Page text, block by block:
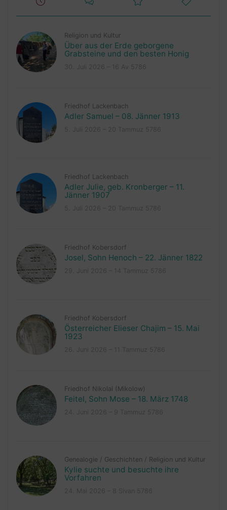
Religion und Kultur
Über aus der Erde geborgene
Grabsteine und den besten Honig
Friedhof Lackenbach
Adler Samuel – 08. Jänner 1913
Friedhof Lackenbach
Adler Julie, geb. Kronberger – 11.
Jänner 1907
Friedhof Kobersdorf
Josel, Sohn Henoch – 22. Jänner 1822
Friedhof Kobersdorf
Österreicher Elieser Chajim – 15. Mai
1923
Friedhof Nikolai (Mikolow)
Feitel, Sohn Mose – 18. März 1748
Genealogie / Geschichten / Religion und Kultur
Kylie suchte und besuchte ihre
Vorfahren